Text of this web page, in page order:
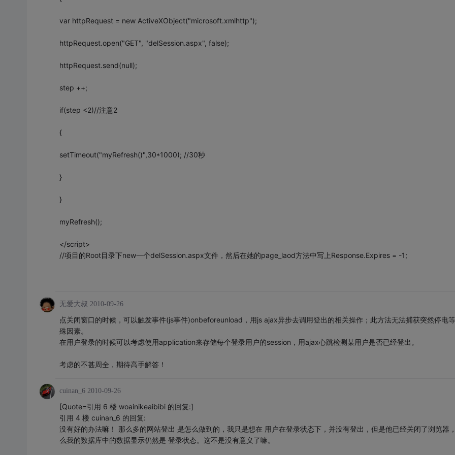
var httpRequest = new ActiveXObject("microsoft.xmlhttp");
httpRequest.open("GET", "delSession.aspx", false);
httpRequest.send(null);
step ++;
if(step <2)//注意2
{
setTimeout("myRefresh()",30*1000); //30秒
}
}
myRefresh();
</script>
//项目的Root目录下new一个delSession.aspx文件，然后在她的page_laod方法中写上Response.Expires = -1;
无爱大叔 2010-09-26
点关闭窗口的时候，可以触发事件(js事件)onbeforeunload，用js ajax异步去调用登出的相关操作；此方法无法捕获突然停电
殊因素。
在用户登录的时候可以考虑使用application来存储每个登录用户的session，用ajax心跳检测某用户是否已经登出。
考虑的不甚周全，期待高手解答！
cuinan_6 2010-09-26
[Quote=引用 6 楼 woainikeaibibi 的回复:]
引用 4 楼 cuinan_6 的回复:
没有好的办法嘛！ 那么多的网站登出 是怎么做到的，我只是想在 用户在登录状态下，并没有登出，但是他已经关闭了浏览器
么我的数据库中的数据显示仍然是 登录状态。这不是没有意义了嘛。